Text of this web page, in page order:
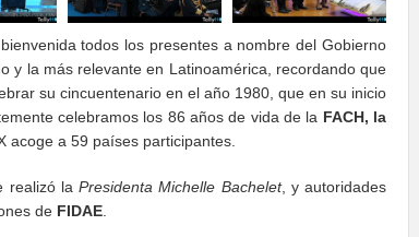
todos los presentes a nombre del Gobierno
y la más relevante en Latinoamérica, recordando que
su cincuentenario en el año 1980, que en su inicio
celebramos los 86 años de vida de la FACH, la
acoge a 59 países participantes.
realizó la Presidenta Michelle Bachelet, y autoridades
de FIDAE